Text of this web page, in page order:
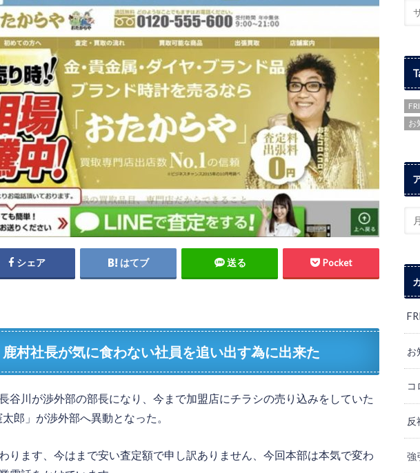
シェア はてブ 送る Pocket
村社長が気に食わない社員を追い出す為に出来た
谷川が渉外部の部長になり、今まで加盟店にチラシの売り込みをしていた
郎」が渉外部へ異動となった。
ります、今はまで安い査定額で申し訳ありません、今回本部は本気で変わ
お
お
反
強